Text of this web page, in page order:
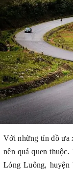
Với những tín đồ ưa
nên quá quen
Lóng Luông,